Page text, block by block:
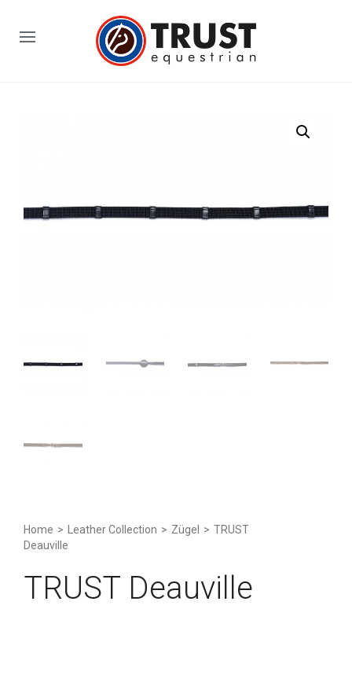
Home > Leather Collection > Zügel > TRUST
Deauville
TRUST Deauville